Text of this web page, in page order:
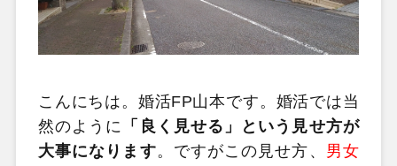
こんにちは。婚活FP山本です。婚活では当
然のように 「良く見せる」という見せ方が
大事になります。ですがこの見せ方、 男女